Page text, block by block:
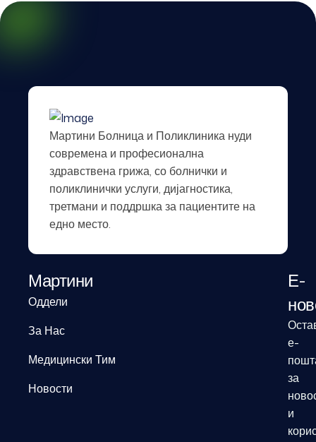
Мартини Болница и Поликлиника нуди
современа и професионална
здравствена грижа, со болнички и
поликлинички услуги, дијагностика,
третмани и поддршка за пациентите на
едно место.
Мартини
Оддели
За Нас
Медицински Тим
Новости
Е-
е-
за
и